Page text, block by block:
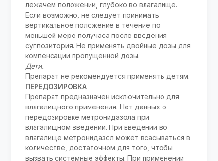
лежачем положении, глубоко во влагалище.
Если возможно, не следует принимать
вертикальное положение в течение по
меньшей мере получаса после введения
суппозитория. Не применять двойные дозы для
компенсации пропущенной дозы.
Дети.
Препарат не рекомендуется применять детям.
ПЕРЕДОЗИРОВКА
Препарат предназначен исключительно для
влагалищного применения. Нет данных о
передозировке метронидазола при
влагалищном введении. При введении во
влагалище метронидазол может всасываться в
количестве, достаточном для того, чтобы
вызвать системные эффекты. При применении